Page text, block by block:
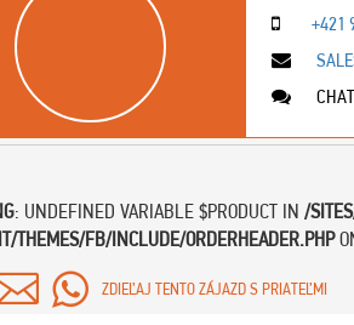
+421
: UNDEFINED VARIABLE $PRODUCT IN /
THEMES/FB/INCLUDE/ORDERHEADER.PHP
ZDIEĽAJ TENTO ZÁJAZD S PRIATEĽMI